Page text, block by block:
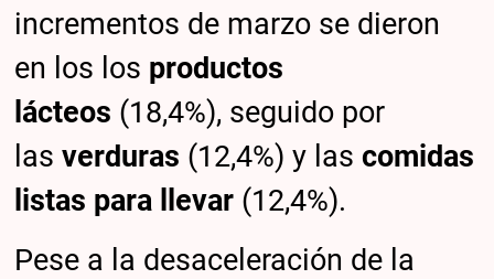
incrementos de marzo se dieron
en los los productos
lácteos (18,4%), seguido por
lasverduras (12,4%) y lascomidas
listas para llevar (12,4%).
Pese a la desaceleración de la